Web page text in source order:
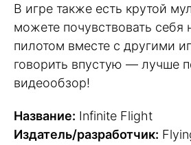
В игре также есть крутой
можете почувствовать себя
пилотом вместе с другими
говорить впустую — лучше
видеообзор!
Название: Infinite Flight
Издатель/разработчик: